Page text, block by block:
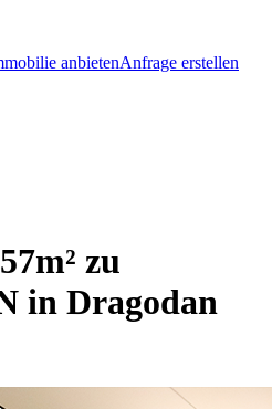
anbietenAnfrage erstellen
zu
in Dragodan